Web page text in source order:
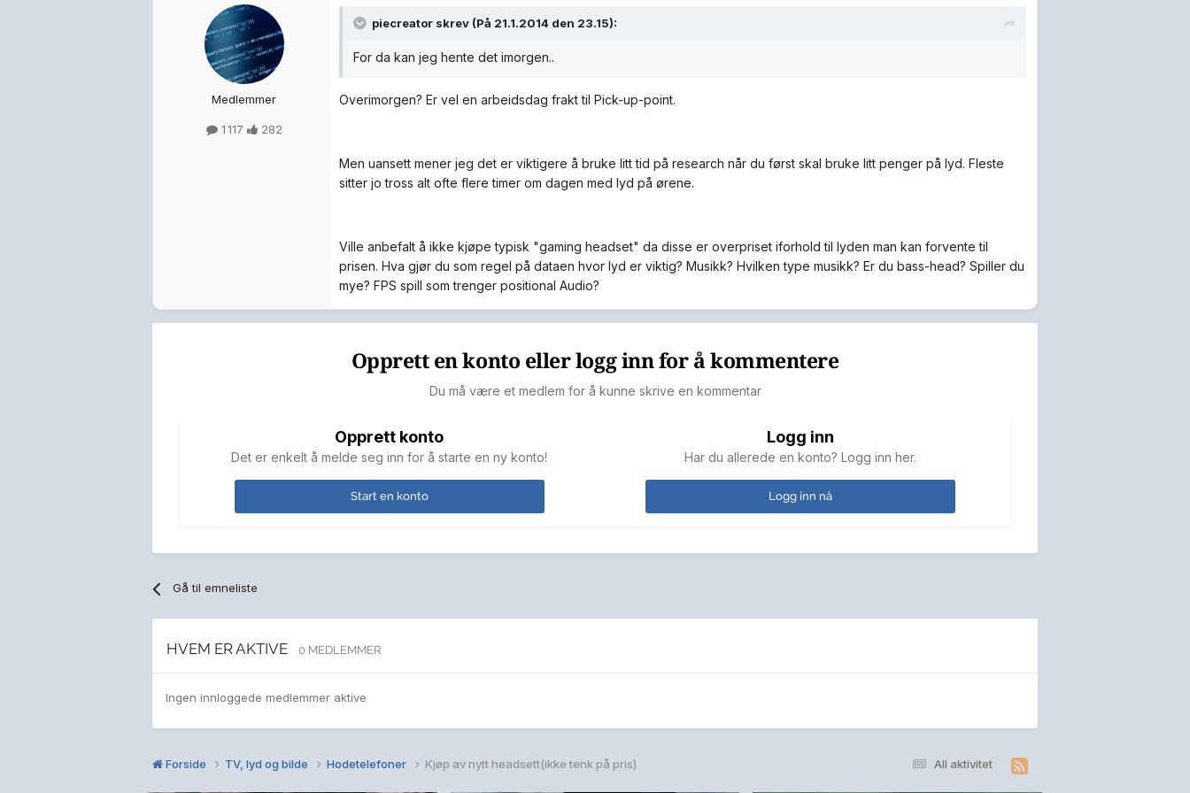
Medlemmer
1 117 282
piecreator skrev (På 21.1.2014 den 23.15):
For da kan jeg hente det imorgen..
Overimorgen? Er vel en arbeidsdag frakt til Pick-up-point.
Men uansett mener jeg det er viktigere å bruke litt tid på research når du først skal bruke litt penger på lyd. Fleste
sitter jo tross alt ofte flere timer om dagen med lyd på ørene.
Ville anbefalt å ikke kjøpe typisk "gaming headset" da disse er overpriset iforhold til lyden man kan forvente til
prisen. Hva gjør du som regel på dataen hvor lyd er viktig? Musikk? Hvilken type musikk? Er du bass-head? Spiller du
mye? FPS spill som trenger positional Audio?
Opprett en konto eller logg inn for å kommentere
Du må være et medlem for å kunne skrive en kommentar
Opprett konto
Det er enkelt å melde seg inn for å starte en ny konto!
Start en konto
Logg inn
Har du allerede en konto? Logg inn her.
Logg inn nå
Gå til emneliste
HVEM ER AKTIVE 0 MEDLEMMER
Ingen innloggede medlemmer aktive
All aktivitet
Forside TV, lyd og bilde Hodetelefoner Kjøp av nytt headsett(ikke tenk på pris)